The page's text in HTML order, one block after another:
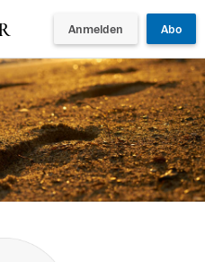
Anmelden Abo